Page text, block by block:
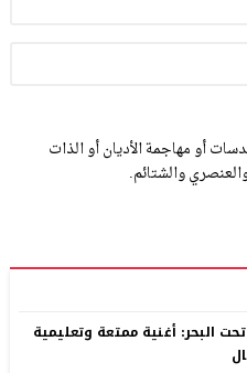
أو مهاجمة الأديان أو الذات
والشتائم.
البحر: أغنية ممتعة وتعليمية